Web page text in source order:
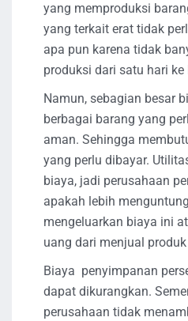
yang memproduksi
yang terkait erat tidak
apa pun karena tidak
produksi dari satu hari
Namun, sebagian besar
berbagai barang yang
aman. Sehingga
yang perlu dibayar.
biaya, jadi perusahaan
apakah lebih
mengeluarkan biaya ini
uang dari menjual
Biaya penyimpanan
dapat dikurangkan.
perusahaan tidak